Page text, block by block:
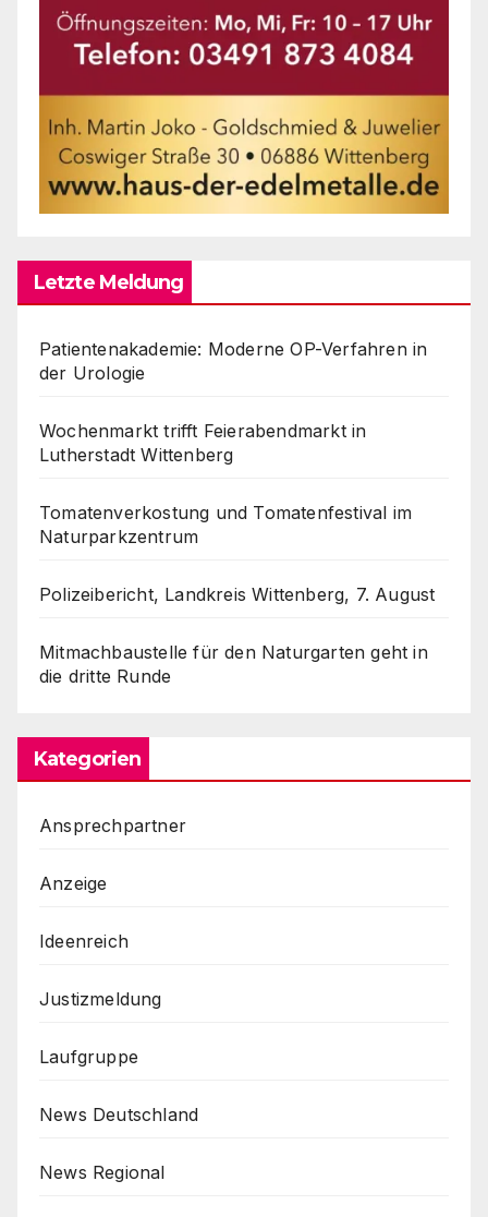
Letzte Meldung
Patientenakademie: Moderne OP-Verfahren in
der Urologie
Wochenmarkt trifft Feierabendmarkt in
Lutherstadt Wittenberg
Tomatenverkostung und Tomatenfestival im
Naturparkzentrum
Polizeibericht, Landkreis Wittenberg, 7. August
Mitmachbaustelle für den Naturgarten geht in
die dritte Runde
Kategorien
Ansprechpartner
Anzeige
Ideenreich
Justizmeldung
Laufgruppe
News Deutschland
News Regional